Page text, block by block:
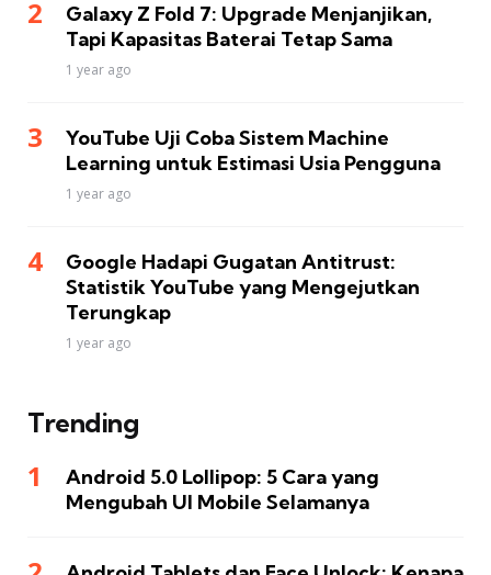
Galaxy Z Fold 7: Upgrade Menjanjikan,
Tapi Kapasitas Baterai Tetap Sama
1 year ago
YouTube Uji Coba Sistem Machine
Learning untuk Estimasi Usia Pengguna
1 year ago
Google Hadapi Gugatan Antitrust:
Statistik YouTube yang Mengejutkan
Terungkap
1 year ago
Trending
Android 5.0 Lollipop: 5 Cara yang
Mengubah UI Mobile Selamanya